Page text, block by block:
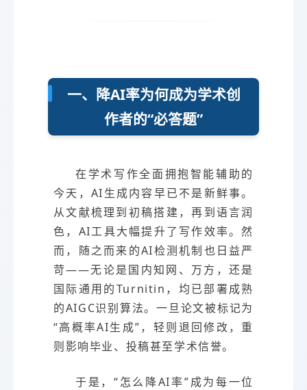
一、降AI率为何成为学术创
作者的“必答题”
在学术写作全面拥抱智能辅助的
今天，AI生成内容早已不是新鲜事。
从文献梳理到初稿搭建，再到语言润
色，AI工具大幅提升了写作效率。然
而，随之而来的AI检测机制也日益严
苛——无论是国内知网、万方，还是
国际通用的Turnitin，均已部署成熟
的AIGC识别算法。一旦论文被标记为
“高概率AI生成”，轻则退回修改，重
则影响毕业、投稿甚至学术信誉。
于是，“怎么降AI率”成为每一位